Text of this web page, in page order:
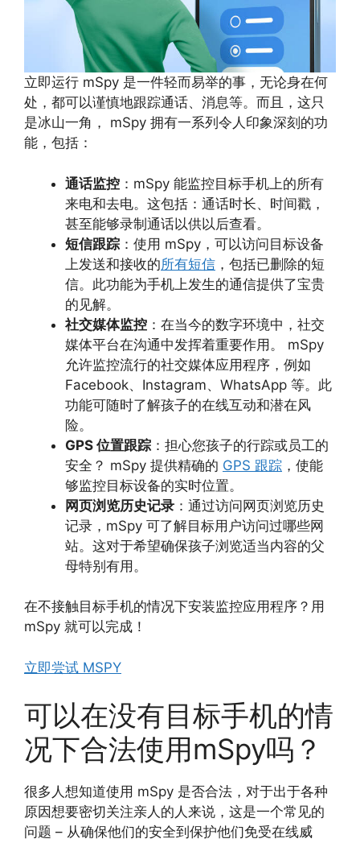
立即运行 mSpy 是一件轻而易举的事，无论身在何
处，都可以谨慎地跟踪通话、消息等。而且，这只
是冰山一角， mSpy 拥有一系列令人印象深刻的功
能，包括：
通话监控 ：mSpy 能监控目标手机上的所有
来电和去电。这包括：通话时长、时间戳，
甚至能够录制通话以供以后查看。
短信跟踪 ：使用 mSpy，可以访问目标设备
上发送和接收的所有短信 ，包括已删除的短
信。此功能为手机上发生的通信提供了宝贵
的见解。
社交媒体监控 ：在当今的数字环境中，社交
媒体平台在沟通中发挥着重要作用。 mSpy
允许监控流行的社交媒体应用程序，例如
Facebook、Instagram、WhatsApp 等。此
功能可随时了解孩子的在线互动和潜在风
险。
GPS 位置跟踪 ：担心您孩子的行踪或员工的
安全？ mSpy 提供精确的 GPS 跟踪 ，使能
够监控目标设备的实时位置。
网页浏览历史记录 ：通过访问网页浏览历史
记录，mSpy 可了解目标用户访问过哪些网
站。这对于希望确保孩子浏览适当内容的父
母特别有用。
在不接触目标手机的情况下安装监控应用程序？用
mSpy 就可以完成！
立即尝试 MSPY
可以在没有目标手机的情
况下合法使用mSpy吗？
很多人想知道使用 mSpy 是否合法，对于出于各种
原因想要密切关注亲人的人来说，这是一个常见的
问题 – 从确保他们的安全到保护他们免受在线威